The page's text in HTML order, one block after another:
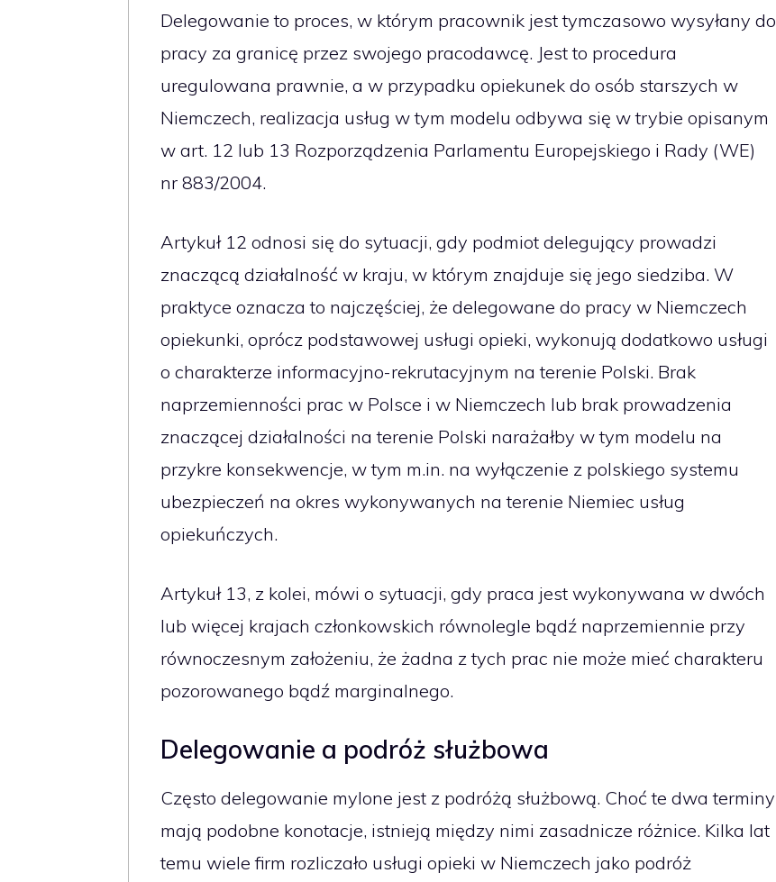
Delegowanie to proces, w którym pracownik jest tymczasowo wysyłany do
pracy za granicę przez swojego pracodawcę. Jest to procedura
uregulowana prawnie, a w przypadku opiekunek do osób starszych w
Niemczech, realizacja usług w tym modelu odbywa się w trybie opisanym
w art. 12 lub 13 Rozporządzenia Parlamentu Europejskiego i Rady (WE)
nr 883/2004.
Artykuł 12 odnosi się do sytuacji, gdy podmiot delegujący prowadzi
znaczącą działalność w kraju, w którym znajduje się jego siedziba. W
praktyce oznacza to najczęściej, że delegowane do pracy w Niemczech
opiekunki, oprócz podstawowej usługi opieki, wykonują dodatkowo usługi
o charakterze informacyjno-rekrutacyjnym na terenie Polski. Brak
naprzemienności prac w Polsce i w Niemczech lub brak prowadzenia
znaczącej działalności na terenie Polski narażałby w tym modelu na
przykre konsekwencje, w tym m.in. na wyłączenie z polskiego systemu
ubezpieczeń na okres wykonywanych na terenie Niemiec usług
opiekuńczych.
Artykuł 13, z kolei, mówi o sytuacji, gdy praca jest wykonywana w dwóch
lub więcej krajach członkowskich równolegle bądź naprzemiennie przy
równoczesnym założeniu, że żadna z tych prac nie może mieć charakteru
pozorowanego bądź marginalnego.
Delegowanie a podróż służbowa
Często delegowanie mylone jest z podróżą służbową. Choć te dwa terminy
mają podobne konotacje, istnieją między nimi zasadnicze różnice. Kilka lat
temu wiele firm rozliczało usługi opieki w Niemczech jako podróż